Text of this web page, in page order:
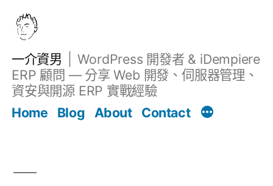
一介資男
WordPress 開發者 & iDempiere
ERP 顧問 — 分享 Web 開發、伺服器管理、
資安與開源 ERP 實戰經驗
Home
Blog About Contact
文章